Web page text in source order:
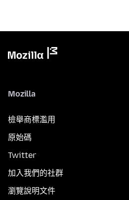
Mozilla
檢舉商標濫用
原始碼
Twitter
加入我們的社群
瀏覽說明文件